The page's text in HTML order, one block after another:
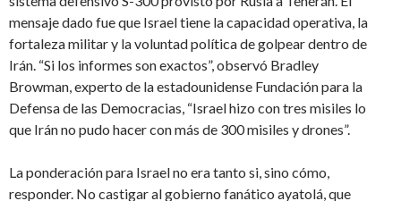
mensaje dado fue que Israel tiene la capacidad operativa, la
fortaleza militar y la voluntad política de golpear dentro de
Irán. “Si los informes son exactos”, observó Bradley
Browman, experto de la estadounidense Fundación para la
Defensa de las Democracias, “Israel hizo con tres misiles lo
que Irán no pudo hacer con más de 300 misiles y drones”.
La ponderación para Israel no era tanto si, sino cómo,
responder. No castigar al gobierno fanático ayatolá, que